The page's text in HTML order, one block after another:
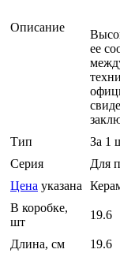
Описание
ее
Тип
За 1
Серия
Для
Цена указана
В коробке,
шт
19.6
Длина, см
19.6